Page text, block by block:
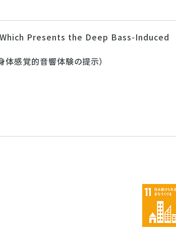
Presents the Deep Bass-Induced
体感覚的音響体験の提示）